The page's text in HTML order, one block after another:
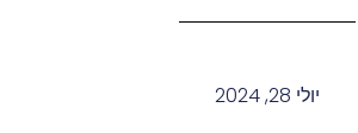
יולי 28, 2024